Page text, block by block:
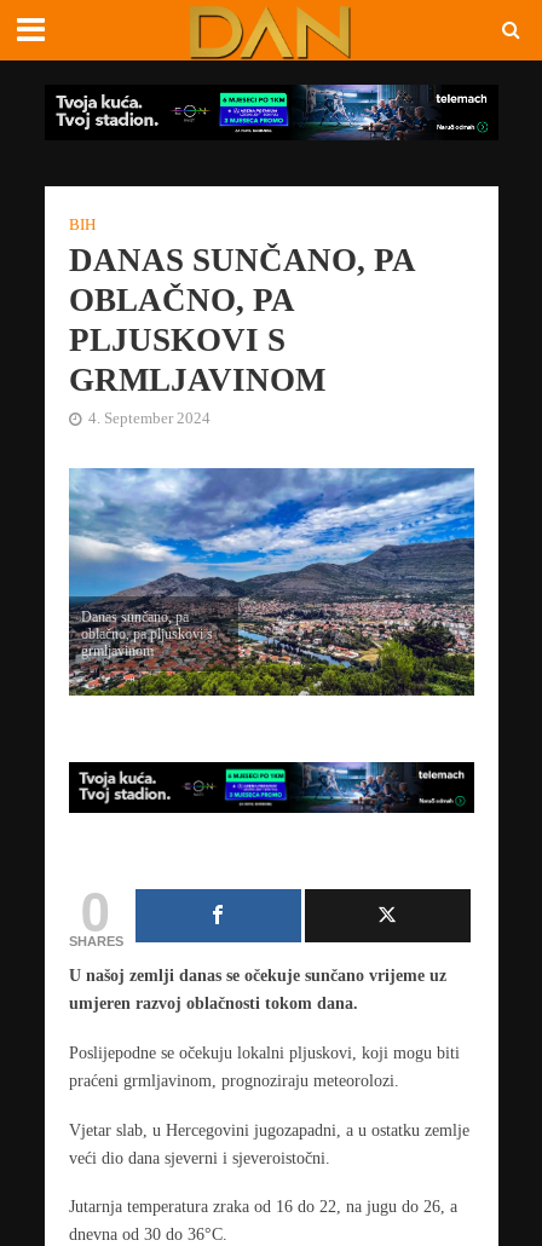
BIH
DANAS SUNČANO, PA
OBLAČNO, PA
PLJUSKOVI S
GRMLJAVINOM
4. September 2024
Danas sunčano, pa
oblačno, pa pljuskovi s
grmljavinom
0
SHARES
U našoj zemlji danas se očekuje sunčano vrijeme uz
umjeren razvoj oblačnosti tokom dana.
Poslijepodne se očekuju lokalni pljuskovi, koji mogu biti
praćeni grmljavinom, prognoziraju meteorolozi.
Vjetar slab, u Hercegovini jugozapadni, a u ostatku zemlje
veći dio dana sjeverni i sjeveroistočni.
Jutarnja temperatura zraka od 16 do 22, na jugu do 26, a
dnevna od 30 do 36°C.